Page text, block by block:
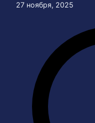
27 ноября, 2025